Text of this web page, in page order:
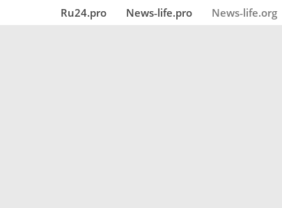
Ru24.pro News‑life.pro News‑life.org